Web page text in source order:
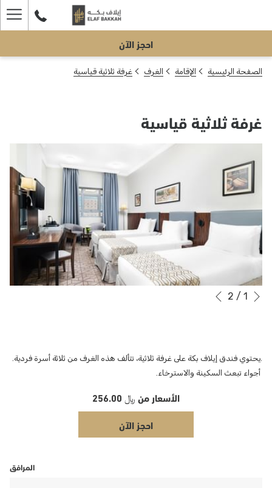
احجز الآن
الصفحة الرئيسية الإقامة الغرف غرفة ثلاثية قياسية
غرفة ثلاثية قياسية
أزرار
سيؤدي
إلى
السابق
1
/
2 التالي
.يحتوي فندق إيلاف بكة على غرفة ثلاثية، تتألف هذه الغرف من ثلاثة أسرة فردية.
أجواء تبعث السكينة والاسترخاء.
الأسعار من﷼ 256.00
احجز الآن
المرافق